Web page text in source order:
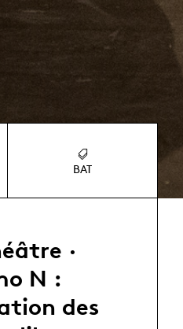
BAT
·
N :
des